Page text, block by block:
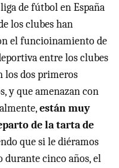
de fútbol en España
los clubes han
el funcioinamiento de
entre los clubes
los dos primeros
y que amenazan con
están muy
de la tarta de
que si le diéramos
durante cinco años, el